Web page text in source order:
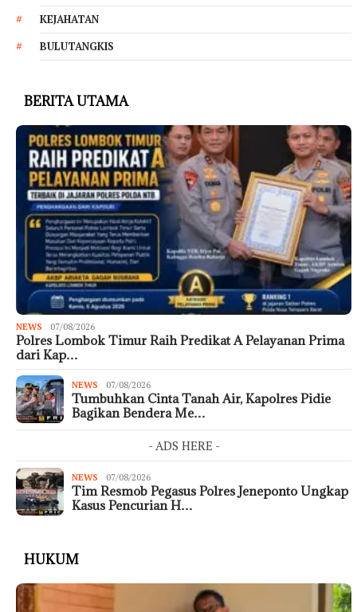
KEJAHATAN
BULUTANGKIS
BERITA UTAMA
NEWS 07/08/2026
Polres Lombok Timur Raih Predikat A Pelayanan Prima
dari Kap…
NEWS 07/08/2026
Tumbuhkan Cinta Tanah Air, Kapolres Pidie
Bagikan Bendera Me…
- ADS HERE -
NEWS 07/08/2026
Tim Resmob Pegasus Polres Jeneponto Ungkap
Kasus Pencurian H…
HUKUM